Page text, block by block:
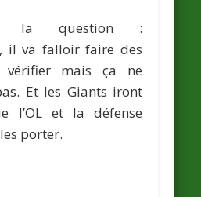
la question :
il va falloir faire des
mais ça ne
Et les Giants iront
l’OL et la défense
porter.